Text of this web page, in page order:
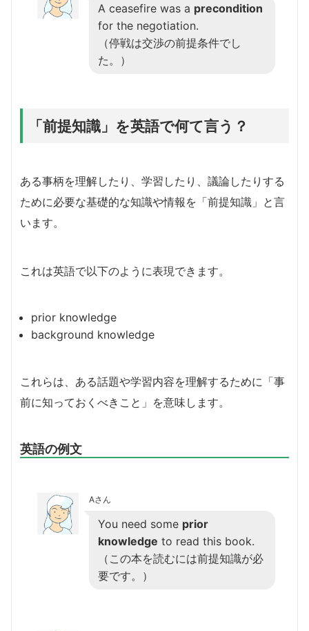
A ceasefire was a precondition
for the negotiation.
（停戦は交渉の前提条件でし
た。）
「前提知識」を英語で何て言う？
ある事柄を理解したり、学習したり、議論したりする
ために必要な基礎的な知識や情報を「前提知識」と言
います。
これは英語で以下のように表現できます。
prior knowledge
background knowledge
これらは、ある話題や学習内容を理解するために「事
前に知っておくべきこと」を意味します。
英語の例文
Aさん
You need some prior
knowledge to read this book.
（この本を読むには前提知識が必
要です。）